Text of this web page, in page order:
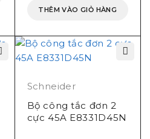
THÊM VÀO GIỎ HÀNG
Schneider
Bộ công tắc đơn 2
cực 45A E8331D45N